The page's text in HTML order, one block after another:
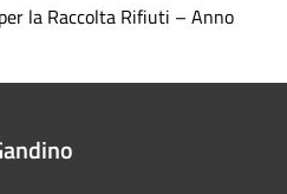
la Raccolta Rifiuti – Anno